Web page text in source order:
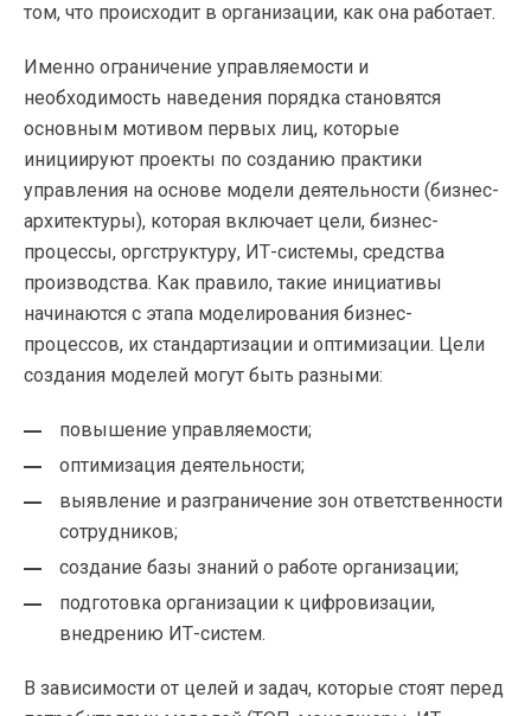
том, что происходит в организации, как она работает.
Именно ограничение управляемости и
необходимость наведения порядка становятся
основным мотивом первых лиц, которые
инициируют проекты по созданию практики
управления на основе модели деятельности (бизнес-
архитектуры), которая включает цели, бизнес-
процессы, оргструктуру, ИТ-системы, средства
производства. Как правило, такие инициативы
начинаются с этапа моделирования бизнес-
процессов, их стандартизации и оптимизации. Цели
создания моделей могут быть разными:
повышение управляемости;
оптимизация деятельности;
выявление и разграничение зон ответственности
сотрудников;
создание базы знаний о работе организации;
подготовка организации к цифровизации,
внедрению ИТ-систем.
В зависимости от целей и задач, которые стоят перед